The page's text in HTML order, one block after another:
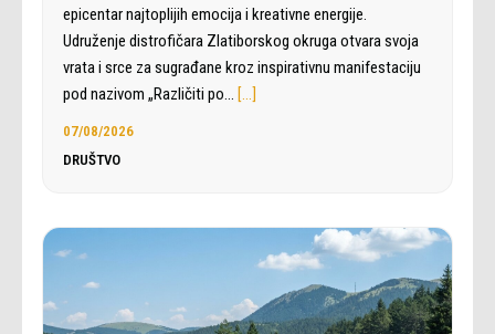
epicentar najtoplijih emocija i kreativne energije.
Udruženje distrofičara Zlatiborskog okruga otvara svoja
vrata i srce za sugrađane kroz inspirativnu manifestaciju
pod nazivom „Različiti po… […]
07/08/2026
DRUŠTVO